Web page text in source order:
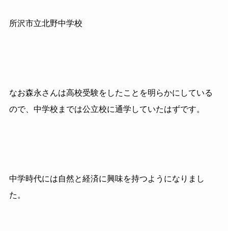
所沢市立北野中学校
なお森永さんは高校受験をしたことを明らかにしている
ので、中学校までは公立校に通学していたはずです。
中学時代には自然と経済に興味を持つようになりまし
た。